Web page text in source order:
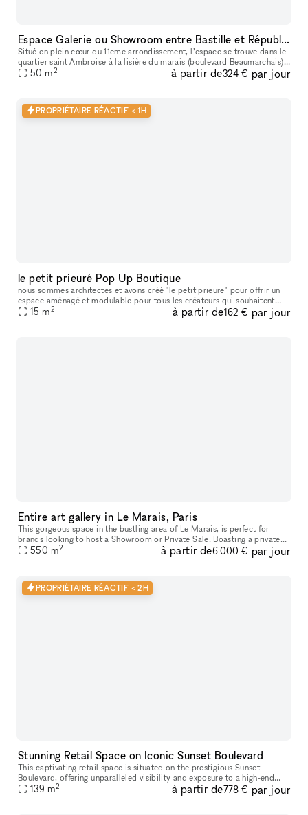
Espace Galerie ou Showroom entre Bastille et République
Situé en plein cœur du 11eme arrondissement, l’espace se trouve dans le
quartier saint Ambroise à la lisière du marais (boulevard Beaumarchais)
et du quartier Rue saint Maur (espace des lumières et s
50 m2 à partir de324 € par jour
PROPRIÉTAIRE RÉACTIF < 1H
le petit prieuré Pop Up Boutique
nous sommes architectes et avons créé "le petit prieure" pour offrir un
espace aménagé et modulable pour tous les créateurs qui souhaitent
présenter leur travaux ( designers, artistes, céramistes, ph
15 m2 à partir de162 € par jour
Entire art gallery in Le Marais, Paris
This gorgeous space in the bustling area of Le Marais, is perfect for
brands looking to host a Showroom or Private Sale. Boasting a private
entrance that creates a well-lit ambiance. With a trendy m
550 m2 à partir de6 000 € par jour
PROPRIÉTAIRE RÉACTIF < 2H
Stunning Retail Space on Iconic Sunset Boulevard
This captivating retail space is situated on the prestigious Sunset
Boulevard, offering unparalleled visibility and exposure to a high-end
clientele. Recently Renovated & Designed for Impact: Moder
139 m2 à partir de778 € par jour